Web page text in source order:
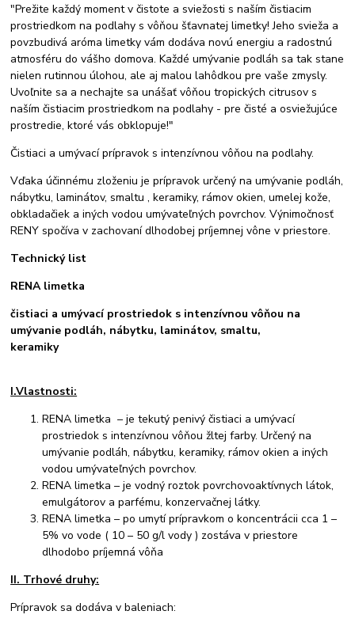
"Prežite každý moment v čistote a sviežosti s naším čistiacim
prostriedkom na podlahy s vôňou šťavnatej limetky! Jeho svieža a
povzbudivá aróma limetky vám dodáva novú energiu a radostnú
atmosféru do vášho domova. Každé umývanie podláh sa tak stane
nielen rutinnou úlohou, ale aj malou lahôdkou pre vaše zmysly.
Uvoľnite sa a nechajte sa unášať vôňou tropických citrusov s
naším čistiacim prostriedkom na podlahy - pre čisté a osviežujúce
prostredie, ktoré vás obklopuje!"
Čistiaci a umývací prípravok s intenzívnou vôňou na podlahy.
Vďaka účinnému zloženiu je prípravok určený na umývanie podláh,
nábytku, laminátov, smaltu , keramiky, rámov okien, umelej kože,
obkladačiek a iných vodou umývateľných povrchov. Výnimočnosť
RENY spočíva v zachovaní dlhodobej príjemnej vône v priestore.
Technický list
RENA limetka
čistiaci a umývací prostriedok s intenzívnou vôňou na
umývanie podláh, nábytku, laminátov, smaltu,
keramiky
I.Vlastnosti:
RENA limetka – je tekutý penivý čistiaci a umývací
prostriedok s intenzívnou vôňou žltej farby. Určený na
umývanie podláh, nábytku, keramiky, rámov okien a iných
vodou umývateľných povrchov.
RENA limetka – je vodný roztok povrchovoaktívnych látok,
emulgátorov a parfému, konzervačnej látky.
RENA limetka – po umytí prípravkom o koncentrácii cca 1 –
5% vo vode ( 10 – 50 g/l vody ) zostáva v priestore
dlhodobo príjemná vôňa
II. Trhové druhy:
Prípravok sa dodáva v baleniach: